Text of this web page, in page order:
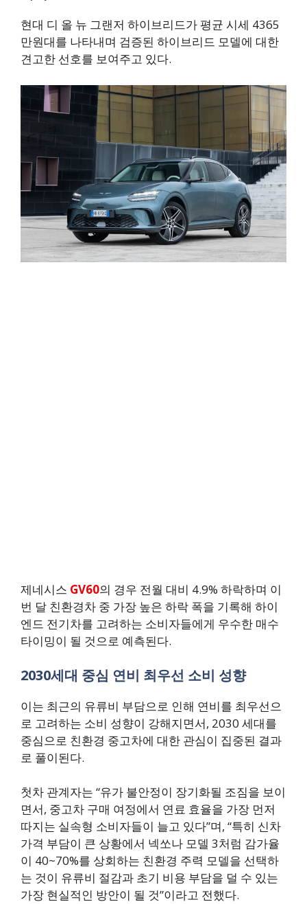
현대 디 올 뉴 그랜저 하이브리드가 평균 시세 4365
만원대를 나타내며 검증된 하이브리드 모델에 대한
견고한 선호를 보여주고 있다.
제네시스 GV60의 경우 전월 대비 4.9% 하락하며 이
번 달 친환경차 중 가장 높은 하락 폭을 기록해 하이
엔드 전기차를 고려하는 소비자들에게 우수한 매수
타이밍이 될 것으로 예측된다.
2030세대 중심 연비 최우선 소비 성향
이는 최근의 유류비 부담으로 인해 연비를 최우선으
로 고려하는 소비 성향이 강해지면서, 2030 세대를
중심으로 친환경 중고차에 대한 관심이 집중된 결과
로 풀이된다.
첫차 관계자는 “유가 불안정이 장기화될 조짐을 보이
면서, 중고차 구매 여정에서 연료 효율을 가장 먼저
따지는 실속형 소비자들이 늘고 있다”며, “특히 신차
가격 부담이 큰 상황에서 넥쏘나 모델 3처럼 감가율
이 40~70%를 상회하는 친환경 주력 모델을 선택하
는 것이 유류비 절감과 초기 비용 부담을 덜 수 있는
가장 현실적인 방안이 될 것”이라고 전했다.